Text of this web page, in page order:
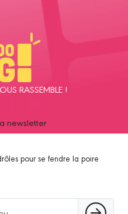
RASSEMBLE !
newsletter
pour se fendre la poire